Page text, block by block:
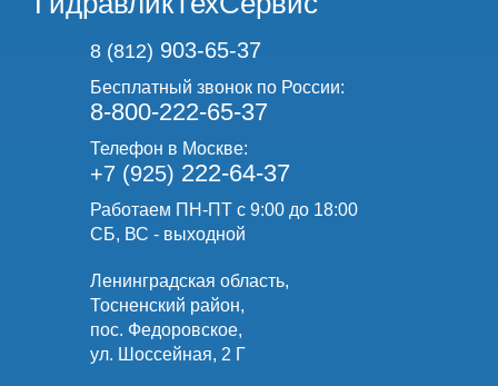
8 (812) 903-65-37
Бесплатный звонок по России:
8-800-222-65-37
Телефон в Москве:
+7 (925) 222-64-37
Работаем ПН-ПТ с 9:00 до 18:00
СБ, ВС - выходной
Ленинградская область,
Тосненский район,
пос. Федоровское,
ул. Шоссейная, 2 Г